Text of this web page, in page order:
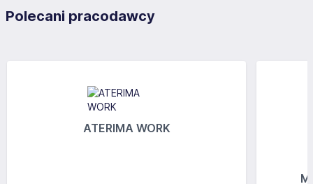
Polecani pracodawcy
ATERIMA WORK